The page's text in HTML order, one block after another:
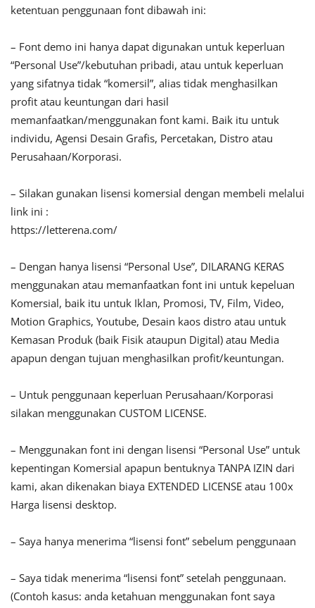
ketentuan penggunaan font dibawah ini:
– Font demo ini hanya dapat digunakan untuk keperluan
“Personal Use”/kebutuhan pribadi, atau untuk keperluan
yang sifatnya tidak “komersil”, alias tidak menghasilkan
profit atau keuntungan dari hasil
memanfaatkan/menggunakan font kami. Baik itu untuk
individu, Agensi Desain Grafis, Percetakan, Distro atau
Perusahaan/Korporasi.
– Silakan gunakan lisensi komersial dengan membeli melalui
link ini :
https://letterena.com/
– Dengan hanya lisensi “Personal Use”, DILARANG KERAS
menggunakan atau memanfaatkan font ini untuk kepeluan
Komersial, baik itu untuk Iklan, Promosi, TV, Film, Video,
Motion Graphics, Youtube, Desain kaos distro atau untuk
Kemasan Produk (baik Fisik ataupun Digital) atau Media
apapun dengan tujuan menghasilkan profit/keuntungan.
– Untuk penggunaan keperluan Perusahaan/Korporasi
silakan menggunakan CUSTOM LICENSE.
– Menggunakan font ini dengan lisensi “Personal Use” untuk
kepentingan Komersial apapun bentuknya TANPA IZIN dari
kami, akan dikenakan biaya EXTENDED LICENSE atau 100x
Harga lisensi desktop.
– Saya hanya menerima “lisensi font” sebelum penggunaan
– Saya tidak menerima “lisensi font” setelah penggunaan.
(Contoh kasus: anda ketahuan menggunakan font saya